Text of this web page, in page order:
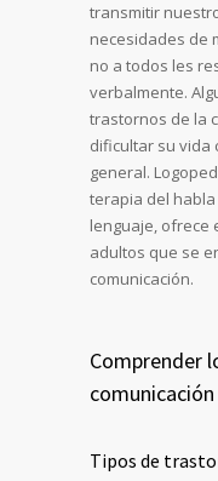
transmitir
necesidades de
no a todos les
verbalmente.
trastornos de la
dificultar su vida
general.
terapia del
lenguaje, ofrece
adultos que se
comunicación.
Comprender
Tipos de